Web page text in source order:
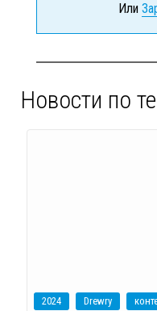
Или
Новости по
2024 Drewry